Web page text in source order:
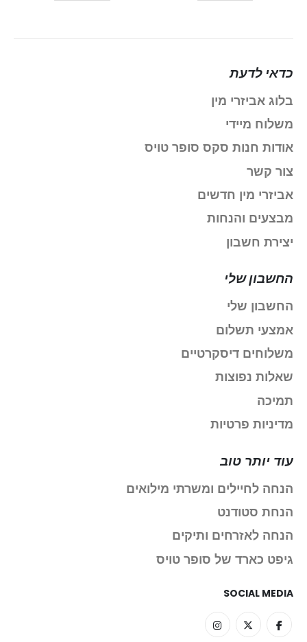
כדאי לדעת
בלוג אביזרי מין
משלוח מיידי
אודות חנות סקס סופר טויס
צור קשר
אביזרי מין חדשים
מבצעים והנחות
יצירת חשבון
החשבון שלי
החשבון שלי
אמצעי תשלום
משלוחים דיסקרטיים
שאלות נפוצות
תמיכה
מדיניות פרטיות
עוד יותר טוב
הנחה לחיילים ומשרתי מילואים
הנחת סטודנט
הנחה לאזרחים ותיקים
גיפט כארד של סופר טויס
SOCIAL MEDIA